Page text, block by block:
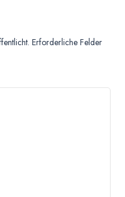
Erforderliche Felder